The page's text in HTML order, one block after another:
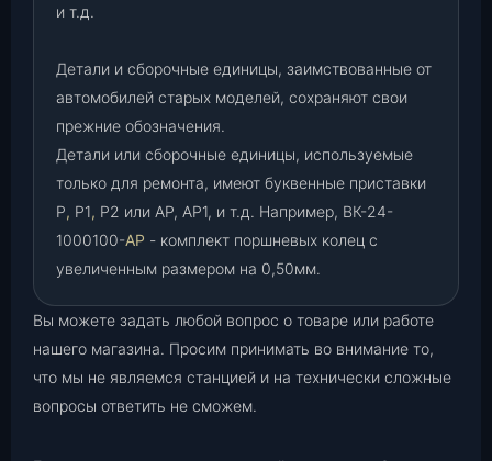
и т.д.
Детали и сборочные единицы, заимствованные от
автомобилей старых моделей, сохраняют свои
прежние обозначения.
Детали или сборочные единицы, используемые
только для ремонта, имеют буквенные приставки
Р, Р1, Р2 или АР, АР1, и т.д. Например, ВК-24-
1000100-АР - комплект поршневых колец с
увеличенным размером на 0,50мм.
Вы можете задать любой вопрос о товаре или работе
нашего магазина. Просим принимать во внимание то,
что мы не являемся станцией и на технически сложные
вопросы ответить не сможем.